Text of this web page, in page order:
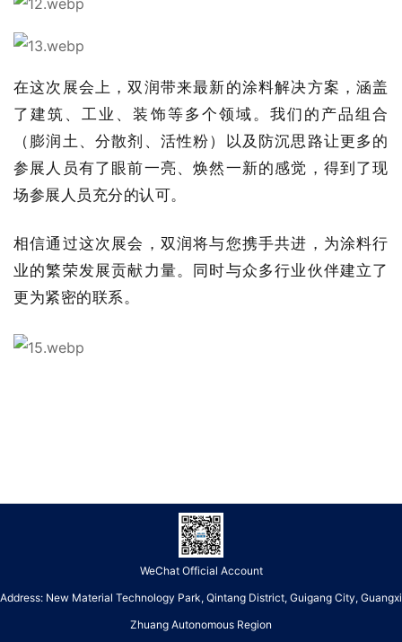
在这次展会上，双润带来最新的涂料解决方案，涵盖
了建筑、工业、装饰等多个领域。我们的产品组合
（膨润土、分散剂、活性粉）以及防沉思路让更多的
参展人员有了眼前一亮、焕然一新的感觉，得到了现
场参展人员充分的认可。
相信通过这次展会，双润将与您携手共进，为涂料行
业的繁荣发展贡献力量。同时与众多行业伙伴建立了
更为紧密的联系。
WeChat Official Account
Address: New Material Technology Park, Qintang District, Guigang City, Guangxi
Zhuang Autonomous Region